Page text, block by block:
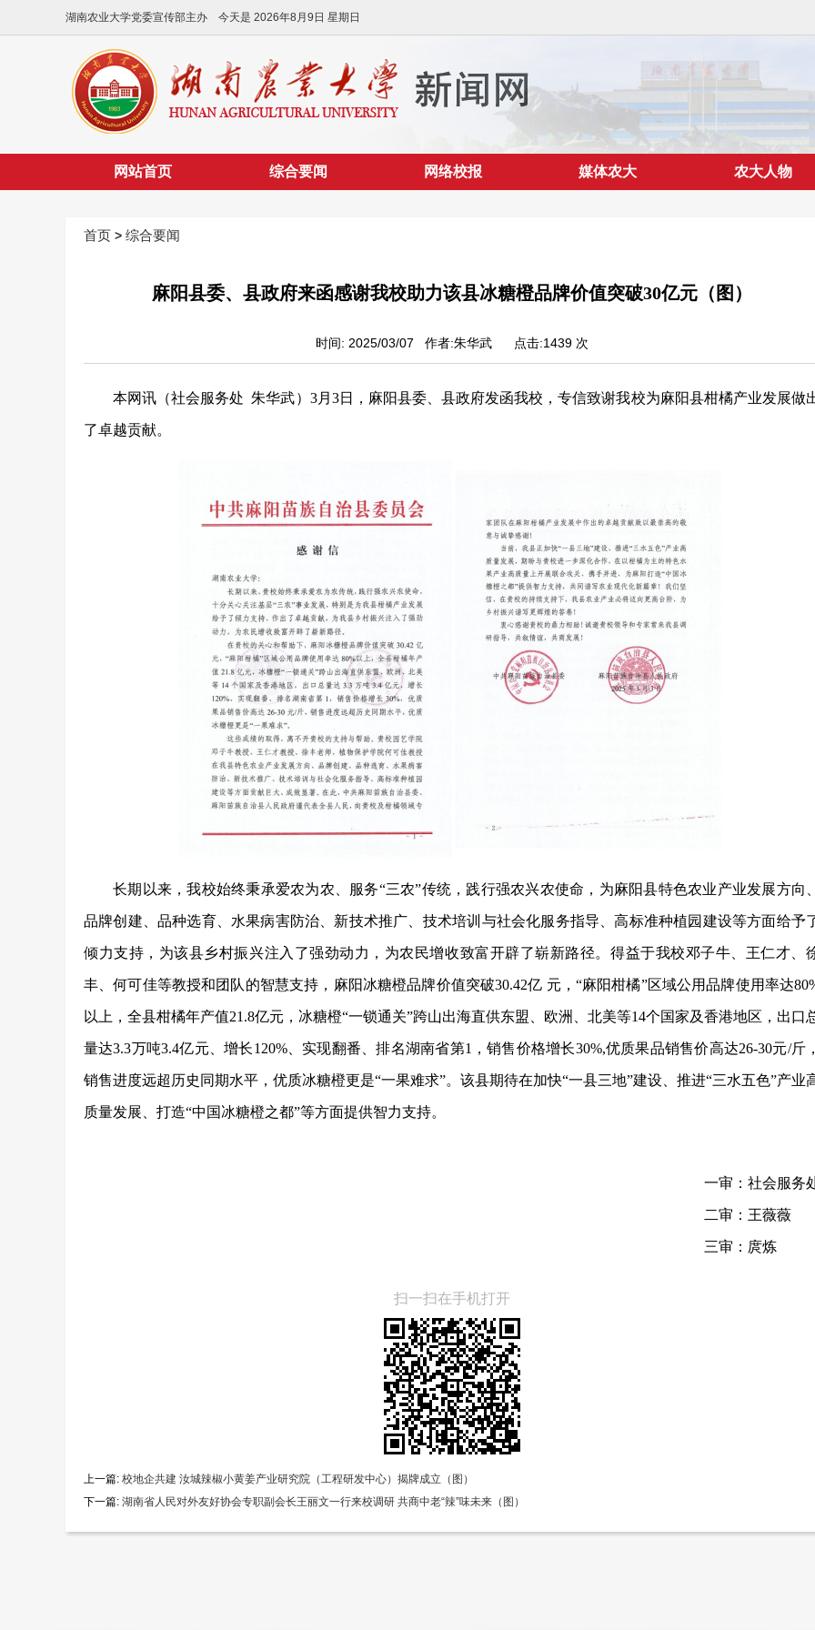
湖南农业大学党委宣传部主办 今天是 2026年8月9日 星期日
网站首页 综合要闻 网络校报 媒体农大 农大人物
首页 > 综合要闻
麻阳县委、县政府来函感谢我校助力该县冰糖橙品牌价值突破30亿元（图）
时间: 2025/03/07 作者:朱华武 点击:1439 次
本网讯（社会服务处 朱华武） 3月3日，麻阳县委、 县政府发函我校，专信致谢我校为麻阳县柑橘产业发展做
了卓越贡献。
长期以来，我校始终秉承爱农为农 、服务“三农”传统，践行强农兴农使命， 为麻阳县特色农业产业发展方向、
品牌创建、品种选育、水果病害防治、新技术推广、技术培训与社会化服务指导、高标准种植园建设等方面给予
倾力支持，为该县乡村振兴注入了强劲动力，为农民增收致富开辟了崭新路径。 得益于我校邓子牛、王仁才、
丰 、何可佳等教授和团队的智慧支持 ，麻阳冰糖橙品牌价值突破30.42亿 元，“麻阳柑橘”区域公用品牌使用率达
以上，全县柑橘年产值21.8亿元，冰糖橙“一锁通关”跨山出海直供东盟、欧洲、北美等14个国家及香港地区，出口
量达3.3万吨3.4亿元、增长120%、实现翻番、排名湖南省第1，销售价格增长30%,优质果品销售价高达26-30元/斤，
销售进度远超历史同期水平，优质冰糖橙更是“一果难求”。 该县期待在加快“一县三地”建设、推进“三水五色”产业
质量发展 打造“中国冰糖橙之都”等方面提供智力支持。
一审： 社会服务
二审： 王薇薇
三审： 庹炼
扫一扫在手机打开
上一篇: 校地企共建 汝城辣椒小黄姜产业研究院（工程研发中心）揭牌成立（图）
下一篇: 湖南省人民对外友好协会专职副会长王丽文一行来校调研 共商中老“辣”味未来（图）